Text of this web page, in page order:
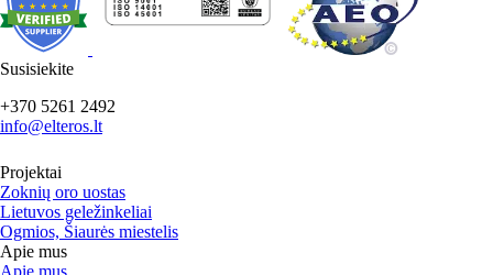
Susisiekite
+370 5261 2492
info@elteros.lt
Projektai
Zoknių oro uostas
Lietuvos geležinkeliai
Ogmios, Šiaurės miestelis
Apie mus
Apie mus